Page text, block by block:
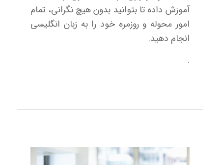
آموزش داده تا بتوانید بدون هیچ نگرانی، تمام
امور محوله و روزمره خود را به زبان انگلیسی
انجام دهید.
.